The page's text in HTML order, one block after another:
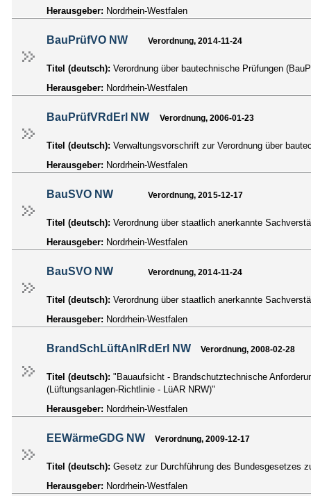
Herausgeber: Nordrhein-Westfalen
BauPrüfVO NW Verordnung, 2014-11-24
Titel (deutsch): Verordnung über bautechnische Prüfungen
Herausgeber: Nordrhein-Westfalen
BauPrüfVRdErl NW Verordnung, 2006-01-23
Titel (deutsch): Verwaltungsvorschrift zur Verordnung über
Herausgeber: Nordrhein-Westfalen
BauSVO NW Verordnung, 2015-12-17
Titel (deutsch): Verordnung über staatlich anerkannte
Herausgeber: Nordrhein-Westfalen
BauSVO NW Verordnung, 2014-11-24
Titel (deutsch): Verordnung über staatlich anerkannte
Herausgeber: Nordrhein-Westfalen
BrandSchLüftAnlRdErl NW Verordnung, 2008-02-28
Titel (deutsch): "Bauaufsicht - Brandschutztechnische
(Lüftungsanlagen-Richtlinie - LüAR NRW)"
Herausgeber: Nordrhein-Westfalen
EEWärmeGDG NW Verordnung, 2009-12-17
Titel (deutsch): Gesetz zur Durchführung des Bundesgesetzes
Herausgeber: Nordrhein-Westfalen